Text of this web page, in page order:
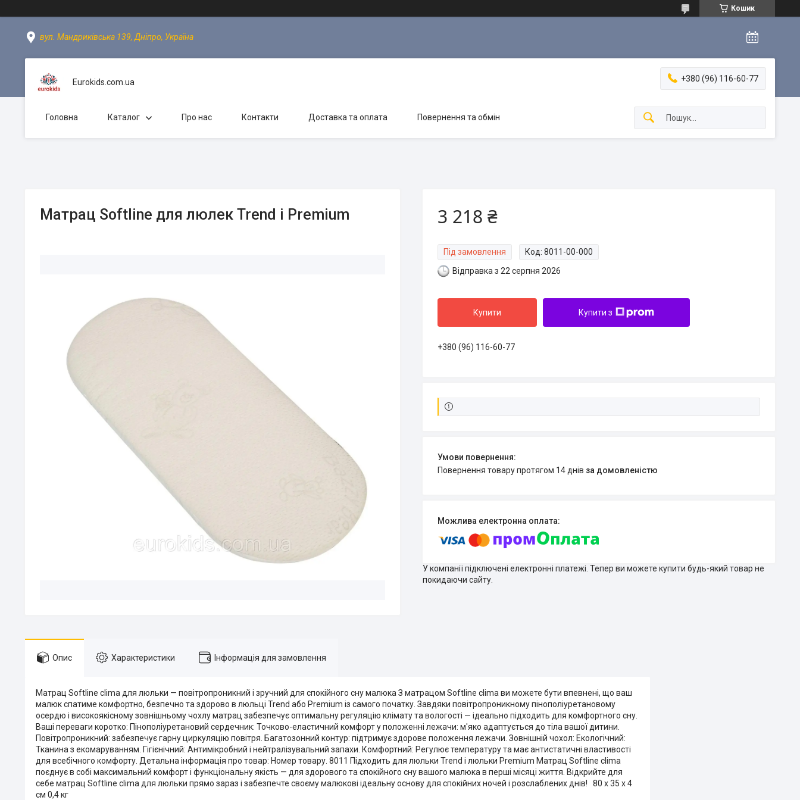
Кошик
вул. Мандриківська 139, Дніпро, Україна
Eurokids.com.ua +380 (96) 116-60-77
Головна Каталог Про нас Контакти Доставка та оплата Повернення та обмін
Матрац Softline для люлек Trend і Premium 3 218 ₴
Під замовлення Код: 8011-00-000
Відправка з 22 серпня 2026
Купити Купити з
+380 (96) 116-60-77
повернення товару протягом 14 днів за домовленістю
У компанії підключені електронні платежі. Тепер ви можете купити будь-який товар не
покидаючи сайту.
Опис Характеристики Інформація для замовлення
Матрац Softline clima для люльки — повітропроникний і зручний для спокійного сну малюка З матрацом Softline clima ви можете бути впевнені, що ваш
малюк спатиме комфортно, безпечно та здорово в люльці Trend або Premium із самого початку. Завдяки повітропроникному пінополіуретановому
осердю і високоякісному зовнішньому чохлу матрац забезпечує оптимальну регуляцію клімату та вологості — ідеально підходить для комфортного сну.
Ваші переваги коротко: Пінополіуретановий сердечник: Точково-еластичний комфорт у положенні лежачи: м'яко адаптується до тіла вашої дитини.
Повітропроникний: забезпечує гарну циркуляцію повітря. Багатозонний контур: підтримує здорове положення лежачи. Зовнішній чохол: Екологічний:
Тканина з екомаруванням. Гігієнічний: Антимікробний і нейтралізувальний запахи. Комфортний: Регулює температуру та має антистатичні властивості
для всебічного комфорту. Детальна інформація про товар: Номер товару. 8011 Підходить для люльки Trend і люльки Premium Матрац Softline clima
поєднує в собі максимальний комфорт і функціональну якість — для здорового та спокійного сну вашого малюка в перші місяці життя. Відкрийте для
себе матрац Softline clima для люльки прямо зараз і забезпечте своєму малюкові ідеальну основу для спокійних ночей і розслаблених днів! 80 x 35 x 4
см 0,4 кг